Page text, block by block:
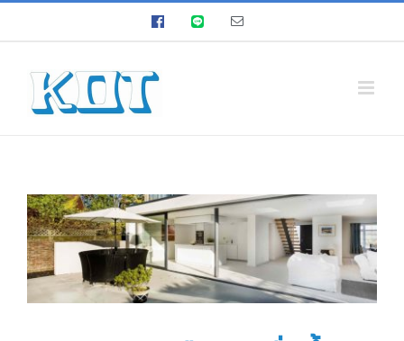
FacebookLINE Email